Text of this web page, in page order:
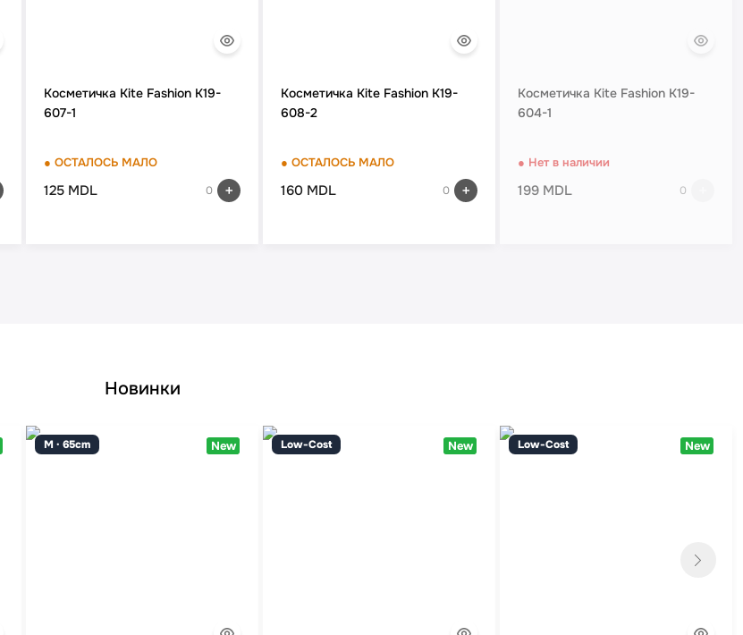
Косметичка Kite Fashion K19-
607-1
● ОСТАЛОСЬ МАЛО
125 MDL 0
Косметичка Kite Fashion K19-
608-2
● ОСТАЛОСЬ МАЛО
160 MDL 0
Косметичка Kite Fashion K19-
604-1
● Нет в наличии
199 MDL 0
Новинки
M · 65cm New Low-Cost New Low-Cost New